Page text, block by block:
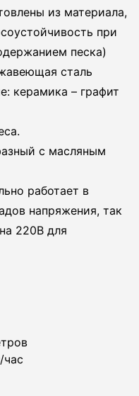
из материала,
при
песка)
сталь
керамика – графит
с масляным
работает в
напряжения, так
220В для
час